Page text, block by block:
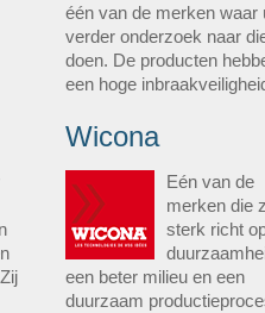
één van de merken waar
verder onderzoek naar
doen. De producten
een hoge
Wicona
Eén van de
merken die
sterk richt
een beter milieu en een
duurzaam